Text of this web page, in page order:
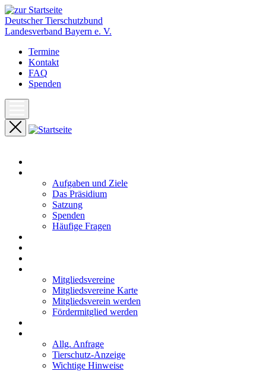
Deutscher Tierschutzbund
Landesverband Bayern e. V.
Termine
Kontakt
FAQ
Spenden
Aufgaben und Ziele
Das Präsidium
Satzung
Spenden
Häufige Fragen
Mitgliedsvereine
Mitgliedsvereine Karte
Mitgliedsverein werden
Fördermitglied werden
Allg. Anfrage
Tierschutz-Anzeige
Wichtige Hinweise